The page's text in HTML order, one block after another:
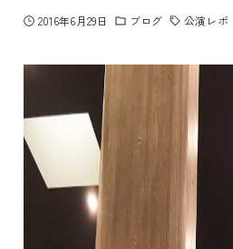
2016年6月29日 ブログ 公演レポ